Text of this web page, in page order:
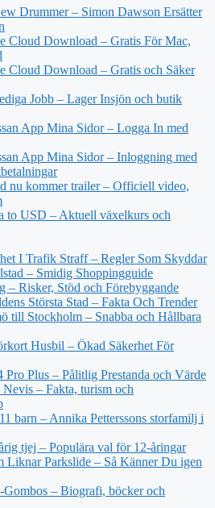
Drummer – Simon Dawson Ersätter
Cloud Download – Gratis För Mac,
Cloud Download – Gratis och Säker
Jobb – Lager Insjön och butik
App Mina Sidor – Logga In med
App Mina Sidor – Inloggning med
nu kommer trailer – Officiell video,
to USD – Aktuell växelkurs och
I Trafik Straff – Regler Som Skyddar
– Smidig Shoppingguide
– Risker, Stöd och Förebyggande
Största Stad – Fakta Och Trender
till Stockholm – Snabba och Hållbara
Husbil – Ökad Säkerhet För
Pro Plus – Pålitlig Prestanda och Värde
– Fakta, turism och
barn – Annika Petterssons storfamilj i
tjej – Populära val för 12-åringar
Liknar Parkslide – Så Känner Du igen
– Biografi, böcker och